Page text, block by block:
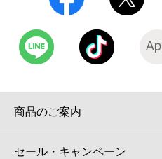
学び・教育
宅配ロッカー（店舗限定）
自転車シェアリング（店舗限定）
セブン-イレブンの横顔
セブン-イレブンの歴史
商品のご案内
セール・キャンペーン